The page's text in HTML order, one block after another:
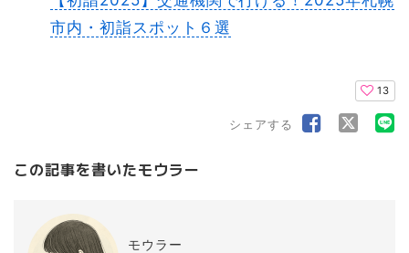
市内・初詣スポット６選
13
シェアする
この記事を書いたモウラー
モウラー